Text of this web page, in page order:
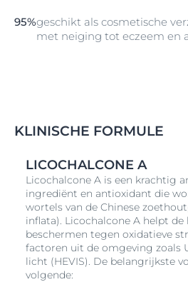
95%geschikt als cosmetische
met neiging tot eczeem en
KLINISCHE FORMULE
LICOCHALCONE A
Licochalcone A is een krachtig
ingrediënt en antioxidant die
wortels van de Chinese
inflata). Licochalcone A helpt
beschermen tegen oxidatieve
factoren uit de omgeving zoals
licht (HEVIS). De belangrijkste
volgende: